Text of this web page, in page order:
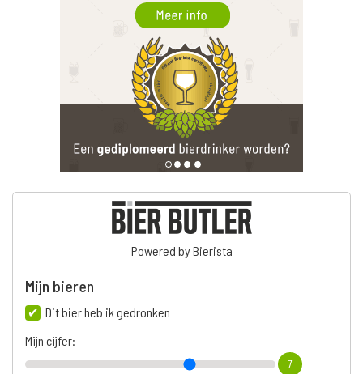
Powered by Bierista
Mijn bieren
Dit bier heb ik gedronken
Mijn cijfer:
7